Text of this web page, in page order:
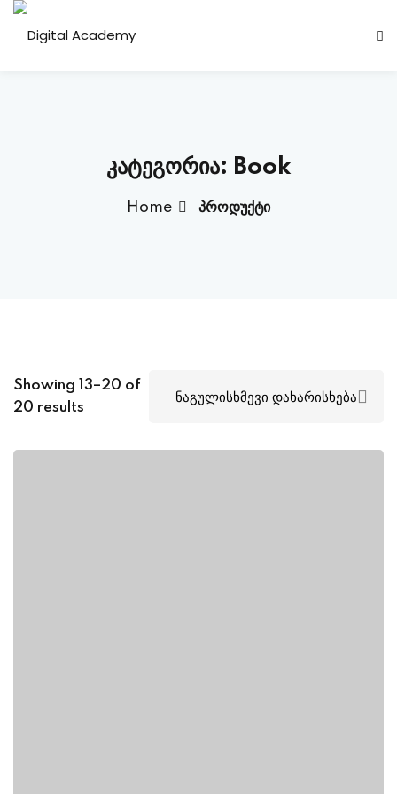
კატეგორია: Book
Home პროდუქტი
Showing 13–20 of
20 results
Sign in
Already have an account?Sign in